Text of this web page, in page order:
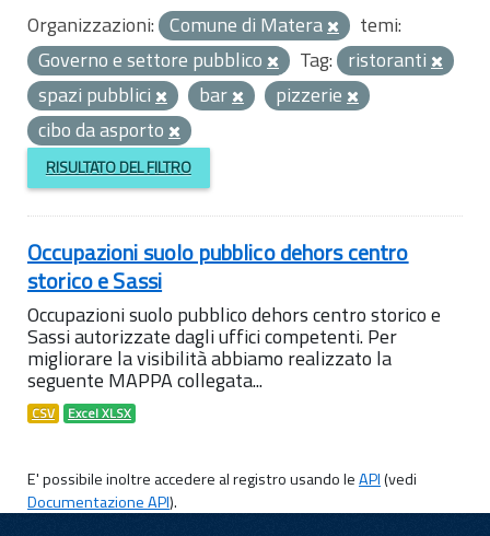
Organizzazioni: Comune di Matera
temi:
Governo e settore pubblico
Tag: ristoranti
spazi pubblici
bar
pizzerie
cibo da asporto
RISULTATO DEL FILTRO
Occupazioni suolo pubblico dehors centro
storico e Sassi
Occupazioni suolo pubblico dehors centro storico e
Sassi autorizzate dagli uffici competenti. Per
migliorare la visibilità abbiamo realizzato la
seguente MAPPA collegata...
CSV Excel XLSX
E' possibile inoltre accedere al registro usando leAPI(vedi
Documentazione API).